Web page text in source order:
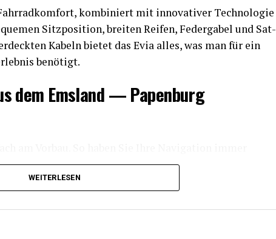
kom­bi­niert mit inno­va­ti­ver Tech­no­lo­gie
Sitz­po­si­ti­on, brei­ten Rei­fen, Feder­ga­bel und Sat­
Kabeln bie­tet das Evia alles, was man für ein
benötigt.
dem Ems­land — Papenburg
WEITERLESEN